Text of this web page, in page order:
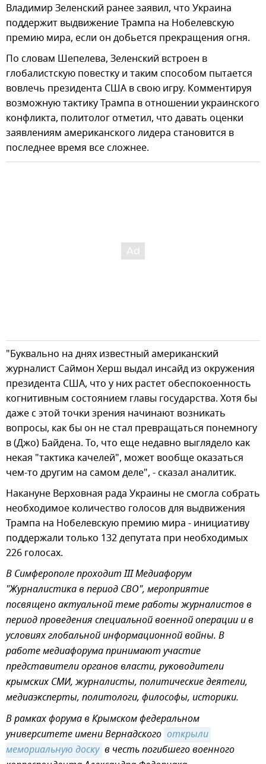
Владимир Зеленский ранее заявил, что Украина
поддержит выдвижение Трампа на Нобелевскую
премию мира, если он добьется прекращения огня.
По словам Шепелева, Зеленский встроен в
глобалистскую повестку и таким способом пытается
вовлечь президента США в свою игру. Комментируя
возможную тактику Трампа в отношении украинского
конфликта, политолог отметил, что давать оценки
заявлениям американского лидера становится в
последнее время все сложнее.
"Буквально на днях известный американский
журналист Саймон Херш выдал инсайд из окружения
президента США, что у них растет обеспокоенность
когнитивным состоянием главы государства. Хотя бы
даже с этой точки зрения начинают возникать
вопросы, как бы он не стал превращаться понемногу
в (Джо) Байдена. То, что еще недавно выглядело как
некая "тактика качелей", может вообще оказаться
чем-то другим на самом деле", - сказал аналитик.
Накануне Верховная рада Украины не смогла собрать
необходимое количество голосов для выдвижения
Трампа на Нобелевскую премию мира - инициативу
поддержали только 132 депутата при необходимых
226 голосах.
В Симферополе проходит III Медиафорум
"Журналистика в период СВО", мероприятие
посвящено актуальной теме работы журналистов в
период проведения специальной военной операции и в
условиях глобальной информационной войны. В
работе медиафорума принимают участие
представители органов власти, руководители
крымских СМИ, журналисты, политические деятели,
медиаэксперты, политологи, философы, историки.
В рамках форума в Крымском федеральном
университете имени Вернадского открыли
мемориальную доску в честь погибшего военного